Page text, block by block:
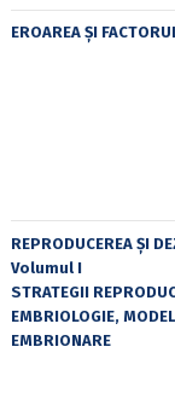
EROAREA ȘI
REPRODUCEREA ȘI
Volumul I
STRATEGII
EMBRIOLOGIE,
EMBRIONARE